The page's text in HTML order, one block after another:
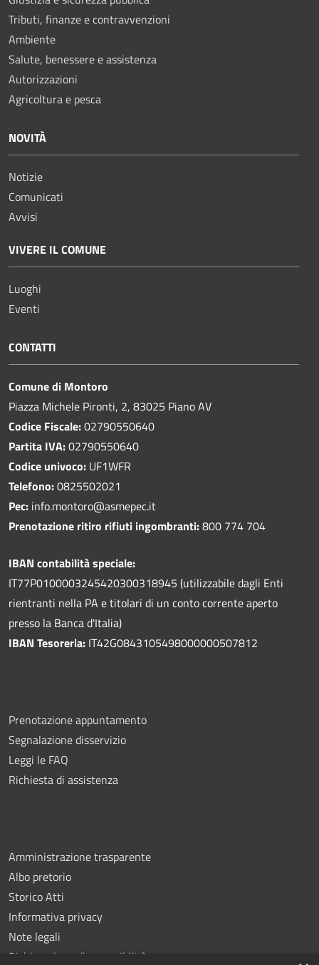
Tributi, finanze e contravvenzioni
Ambiente
Salute, benessere e assistenza
Autorizzazioni
Agricoltura e pesca
NOVITÀ
Notizie
Comunicati
Avvisi
VIVERE IL COMUNE
Luoghi
Eventi
CONTATTI
Comune di Montoro
Piazza Michele Pironti, 2, 83025 Piano AV
Codice Fiscale:02790550640
Partita IVA:02790550640
Codice univoco: UF1WFR
Telefono:0825502021
Pec: info.montoro@asmepec.it
Prenotazione ritiro rifiuti ingombranti:800 774 704
IBAN contabilità speciale:
IT77P0100003245420300318945 (utilizzabile dagli Enti
rientranti nella PA e titolari di un conto corrente aperto
presso la Banca d'Italia)
IBAN Tesoreria: IT42G0843105498000000507812
Prenotazione appuntamento
Segnalazione disservizio
Leggi le FAQ
Richiesta di assistenza
Amministrazione trasparente
Albo pretorio
Storico Atti
Informativa privacy
Note legali
Dichiarazione di accessibilità